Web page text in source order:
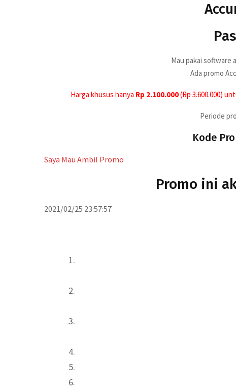
Mau pakai software
Ada promo
Harga khusus hanya Rp 2.100.000(Rp 3.600.000)
Periode
Kode
Saya Mau Ambil Promo
Promo ini
2021/02/25 23:57:57